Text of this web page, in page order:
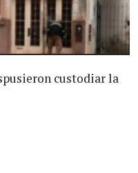
custodiar la